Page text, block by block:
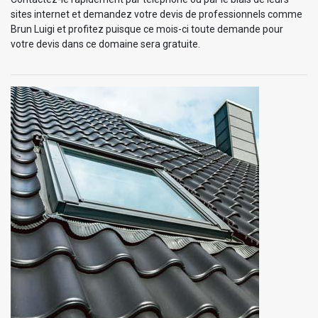
sites internet et demandez votre devis de professionnels comme
Brun Luigi et profitez puisque ce mois-ci toute demande pour
votre devis dans ce domaine sera gratuite.